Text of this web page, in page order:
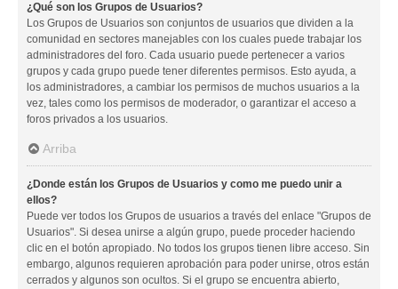
¿Qué son los Grupos de Usuarios?
Los Grupos de Usuarios son conjuntos de usuarios que dividen a la
comunidad en sectores manejables con los cuales puede trabajar los
administradores del foro. Cada usuario puede pertenecer a varios
grupos y cada grupo puede tener diferentes permisos. Esto ayuda, a
los administradores, a cambiar los permisos de muchos usuarios a la
vez, tales como los permisos de moderador, o garantizar el acceso a
foros privados a los usuarios.
Arriba
¿Donde están los Grupos de Usuarios y como me puedo unir a
ellos?
Puede ver todos los Grupos de usuarios a través del enlace "Grupos de
Usuarios". Si desea unirse a algún grupo, puede proceder haciendo
clic en el botón apropiado. No todos los grupos tienen libre acceso. Sin
embargo, algunos requieren aprobación para poder unirse, otros están
cerrados y algunos son ocultos. Si el grupo se encuentra abierto,